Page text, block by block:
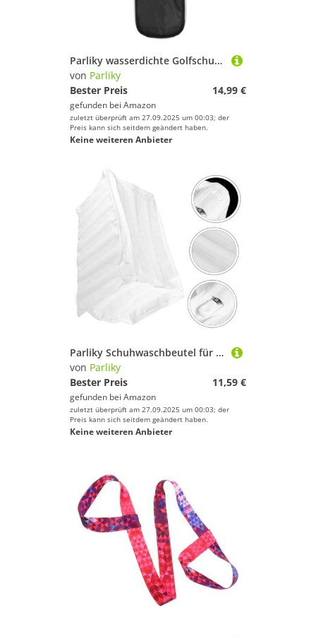
Parliky wasserdichte Golfschuh Tasche für Herren Leichte Tragbare Schuhaufbewahrung mit Reißverschluss Faltbarer Organizer für Reisen und Täglichen Gebrauch Schützt Schuhe vor Schmutz und
von Parliky
Bester Preis
14,99 €
gefunden bei Amazon
zuletzt überprüft am 27.09.2025 um 00:03; der
Preis kann sich seitdem geändert haben.
Keine weiteren Anbieter
Parliky Schuhwaschbeutel für Waschmaschine Weiß Schützender Wäschesack gegen Verformung Vielseitig für Sneaker Fußballschuhe und Reiseaufbewahrung Waschmaschinengeeignet und Langlebig
von Parliky
Bester Preis
11,59 €
gefunden bei Amazon
zuletzt überprüft am 27.09.2025 um 00:03; der
Preis kann sich seitdem geändert haben.
Keine weiteren Anbieter